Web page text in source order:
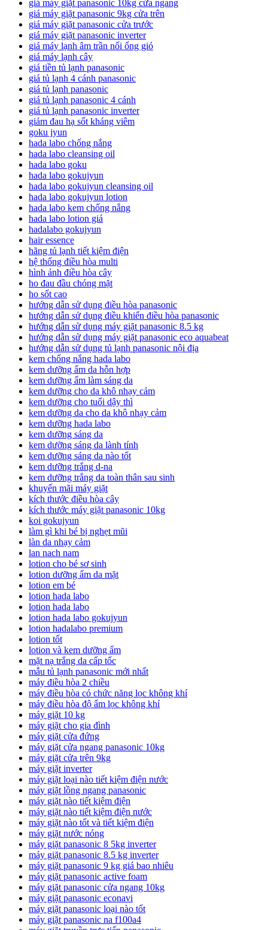
giá máy giặt panasonic 10kg cửa ngang
giá máy giặt panasonic 9kg cửa trên
giá máy giặt panasonic cửa trước
giá máy giặt panasonic inverter
giá máy lạnh âm trần nối ống gió
giá máy lạnh cây
giá tiền tủ lạnh panasonic
giá tủ lạnh 4 cánh panasonic
giá tủ lạnh panasonic
giá tủ lạnh panasonic 4 cánh
giá tủ lạnh panasonic inverter
giảm đau hạ sốt kháng viêm
goku jyun
hada labo chống nắng
hada labo cleansing oil
hada labo goku
hada labo gokujyun
hada labo gokujyun cleansing oil
hada labo gokujyun lotion
hada labo kem chống nắng
hada labo lotion giá
hadalabo gokujyun
hair essence
hãng tủ lạnh tiết kiệm điện
hệ thống điều hòa multi
hình ảnh điều hòa cây
ho đau đầu chóng mặt
ho sốt cao
hướng dẫn sử dụng điều hòa panasonic
hướng dẫn sử dụng điều khiển điều hòa panasonic
hướng dẫn sử dụng máy giặt panasonic 8.5 kg
hướng dẫn sử dụng máy giặt panasonic eco aquabeat
hướng dẫn sử dụng tủ lạnh panasonic nội địa
kem chống nắng hada labo
kem dưỡng ẩm da hỗn hợp
kem dưỡng ẩm làm sáng da
kem dưỡng cho da khô nhạy cảm
kem dưỡng cho tuổi dậy thì
kem dưỡng da cho da khô nhạy cảm
kem dưỡng hada labo
kem dưỡng sáng da
kem dưỡng sáng da lành tính
kem dưỡng sáng da nào tốt
kem dưỡng trắng d-na
kem dưỡng trắng da toàn thân sau sinh
khuyến mãi máy giặt
kích thước điều hòa cây
kích thước máy giặt panasonic 10kg
koi gokujyun
làm gì khi bé bị nghẹt mũi
làn da nhạy cảm
lan nach nam
lotion cho bé sơ sinh
lotion dưỡng ẩm da mặt
lotion em bé
lotion hada labo
lotion hada labo
lotion hada labo gokujyun
lotion hadalabo premium
lotion tốt
lotion và kem dưỡng ẩm
mặt nạ trắng da cấp tốc
mẫu tủ lạnh panasonic mới nhất
máy điều hòa 2 chiều
máy điều hòa có chức năng lọc không khí
máy điều hòa độ ẩm lọc không khí
máy giặt 10 kg
máy giặt cho gia đình
máy giặt cửa đứng
máy giặt cửa ngang panasonic 10kg
máy giặt cửa trên 9kg
máy giặt inverter
máy giặt loại nào tiết kiệm điện nước
máy giặt lồng ngang panasonic
máy giặt nào tiết kiệm điện
máy giặt nào tiết kiệm điện nước
máy giặt nào tốt và tiết kiệm điện
máy giặt nước nóng
máy giặt panasonic 8 5kg inverter
máy giặt panasonic 8.5 kg inverter
máy giặt panasonic 9 kg giá bao nhiêu
máy giặt panasonic active foam
máy giặt panasonic cửa ngang 10kg
máy giặt panasonic econavi
máy giặt panasonic loại nào tốt
máy giặt panasonic na f100a4